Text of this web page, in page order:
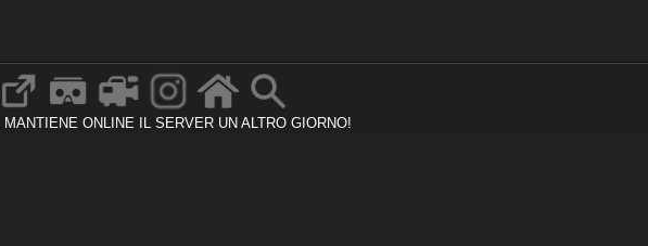
MANTIENE ONLINE IL SERVER UN ALTRO GIORNO!